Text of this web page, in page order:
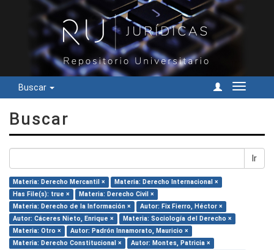
Buscar
Cambiar
Buscar
Ir
Materia: Derecho Mercantil ×
Materia: Derecho Internacional ×
Has File(s): true ×
Materia: Derecho Civil ×
Materia: Derecho de la Información ×
Autor: Fix Fierro, Héctor ×
Autor: Cáceres Nieto, Enrique ×
Materia: Sociología del Derecho ×
Materia: Otro ×
Autor: Padrón Innamorato, Mauricio ×
Materia: Derecho Constitucional ×
Autor: Montes, Patricia ×